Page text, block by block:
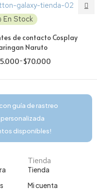
En Stock
de contacto Cosplay
Naruto
-$70.000
guía de rastreo
disponibles!
Tienda
Tienda
Mi cuenta